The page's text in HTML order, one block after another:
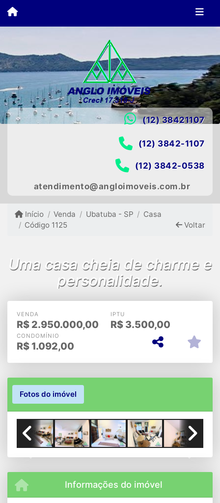
(12) 38421107
(12) 3842-1107
(12) 3842-0538
atendimento@angloimoveis.com.br
Início Venda Ubatuba - SP
Casa
Código 1125
Voltar
Uma casa cheia de charme e
personalidade.
VENDA
R$ 2.950.000,00
IPTU
R$ 3.500,00
CONDOMÍNIO
R$ 1.092,00
Fotos do imóvel
Informações do imóvel